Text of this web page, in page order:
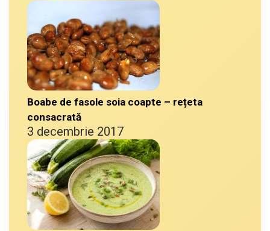
Boabe de fasole soia coapte – rețeta
consacrată
3 decembrie 2017